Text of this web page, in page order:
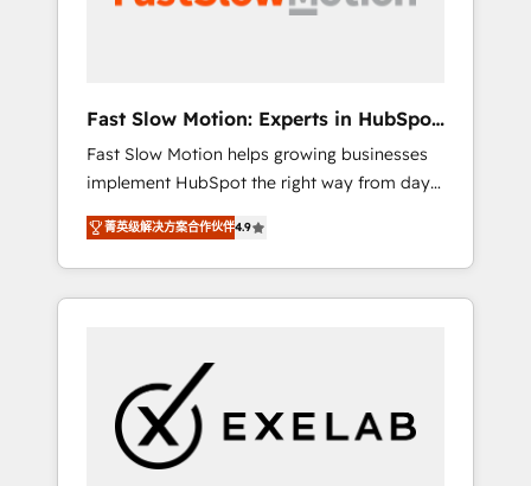
reporting - Workflow automation and data
clean-up - Sales enablement and team
training - Ongoing optimisation and RevOps
support Based in Leeds and London, we
partner with SMEs across the UK who are
ready to turn HubSpot into the growth
engine it’s meant to be.
Fast Slow Motion: Experts in HubSpot
& Salesforce
Fast Slow Motion helps growing businesses
implement HubSpot the right way from day
one — with the flexibility to scale as
complexity increases. Highly certified in both
HubSpot and Salesforce, we bring deep
experience in CRM implementation,
growing mid-market and enterprise
organizations, our team combines strong
technical execution with real business
perspective. Many of our consultants have
菁英级解决方案合作伙伴4.9